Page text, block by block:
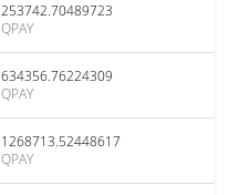
253742.70489723
QPAY
634356.76224309
QPAY
1268713.52448617
QPAY